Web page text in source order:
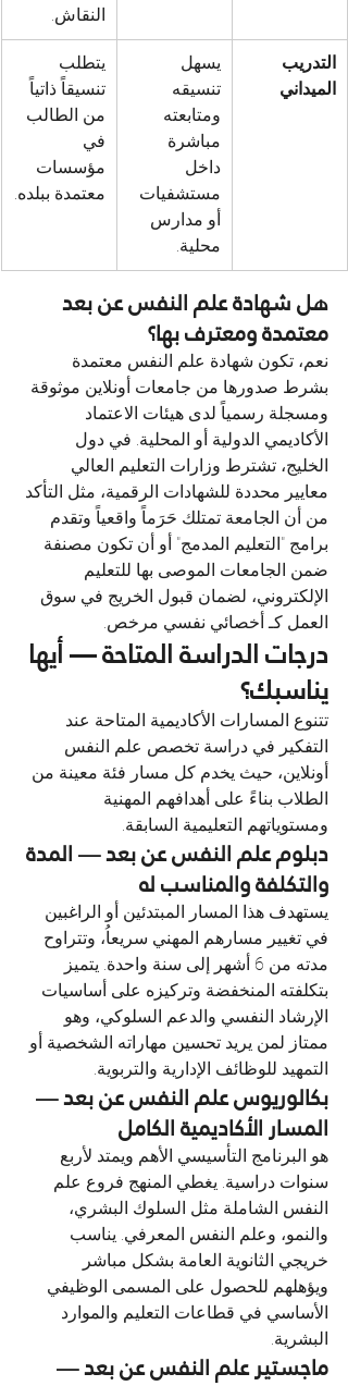
النقاش.
التدريب
الميداني
يسهل
تنسيقه
ومتابعته
مباشرة
داخل
مستشفيات
أو مدارس
محلية.
يتطلب
تنسيقاً ذاتياً
من الطالب
في
مؤسسات
معتمدة ببلده.
هل شهادة علم النفس عن بعد
معتمدة ومعترف بها؟
نعم، تكون شهادة علم النفس معتمدة
بشرط صدورها من جامعات أونلاين موثوقة
ومسجلة رسمياً لدى هيئات الاعتماد
الأكاديمي الدولية أو المحلية. في دول
الخليج، تشترط وزارات التعليم العالي
معايير محددة للشهادات الرقمية، مثل التأكد
من أن الجامعة تمتلك حَرَماً واقعياً وتقدم
برامج "التعليم المدمج" أو أن تكون مصنفة
ضمن الجامعات الموصى بها للتعليم
الإلكتروني، لضمان قبول الخريج في سوق
العمل كـ أخصائي نفسي مرخص.
درجات الدراسة المتاحة — أيها
يناسبك؟
تتنوع المسارات الأكاديمية المتاحة عند
التفكير في دراسة تخصص علم النفس
أونلاين، حيث يخدم كل مسار فئة معينة من
الطلاب بناءً على أهدافهم المهنية
ومستوياتهم التعليمية السابقة.
دبلوم علم النفس عن بعد — المدة
والتكلفة والمناسب له
يستهدف هذا المسار المبتدئين أو الراغبين
في تغيير مسارهم المهني سريعاُ، وتتراوح
مدته من 6 أشهر إلى سنة واحدة. يتميز
بتكلفته المنخفضة وتركيزه على أساسيات
الإرشاد النفسي والدعم السلوكي، وهو
ممتاز لمن يريد تحسين مهاراته الشخصية أو
التمهيد للوظائف الإدارية والتربوية.
بكالوريوس علم النفس عن بعد —
المسار الأكاديمية الكامل
هو البرنامج التأسيسي الأهم ويمتد لأربع
سنوات دراسية. يغطي المنهج فروع علم
النفس الشاملة مثل السلوك البشري،
والنمو، وعلم النفس المعرفي. يناسب
خريجي الثانوية العامة بشكل مباشر
ويؤهلهم للحصول على المسمى الوظيفي
الأساسي في قطاعات التعليم والموارد
البشرية.
ماجستير علم النفس عن بعد —